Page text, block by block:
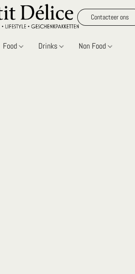
Contacteer ons
Food Drinks Non Food